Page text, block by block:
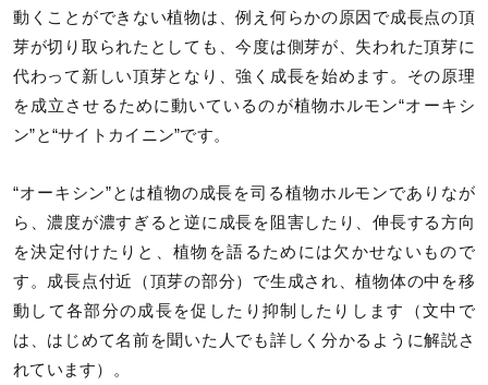
動くことができない植物は、例え何らかの原因で成長点の頂
芽が切り取られたとしても、今度は側芽が、失われた頂芽に
代わって新しい頂芽となり、強く成長を始めます。その原理
を成立させるために動いているのが植物ホルモン“オーキシ
ン”と“サイトカイニン”です。
“オーキシン”とは植物の成長を司る植物ホルモンでありなが
ら、濃度が濃すぎると逆に成長を阻害したり、伸長する方向
を決定付けたりと、植物を語るためには欠かせないもので
す。成長点付近（頂芽の部分）で生成され、植物体の中を移
動して各部分の成長を促したり抑制したりします（文中で
は、はじめて名前を聞いた人でも詳しく分かるように解説さ
れています）。